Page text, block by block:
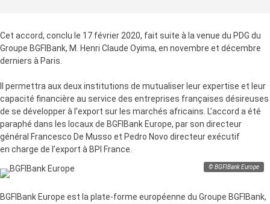
Cet accord, conclu le 17 février 2020, fait suite à la venue du PDG du
Groupe BGFIBank, M. Henri Claude Oyima, en novembre et décembre
derniers à Paris.
Il permettra aux deux institutions de mutualiser leur expertise et leur
capacité financière au service des entreprises françaises désireuses
de se développer à l’export sur les marchés africains. L’accord a été
paraphé dans les locaux de BGFIBank Europe, par son directeur
général Francesco De Musso et Pedro Novo directeur exécutif
en charge de l’export à BPI France.
© BGFIBank Europe
BGFIBank Europe est la plate-forme européenne du Groupe BGFIBank,